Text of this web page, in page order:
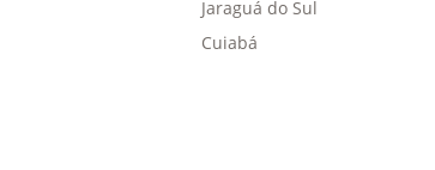
Jaraguá do Sul
Cuiabá